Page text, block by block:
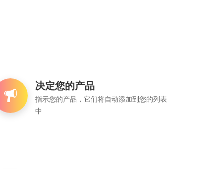
决定您的产品
指示您的产品，它们将自动添加到您的列表
中